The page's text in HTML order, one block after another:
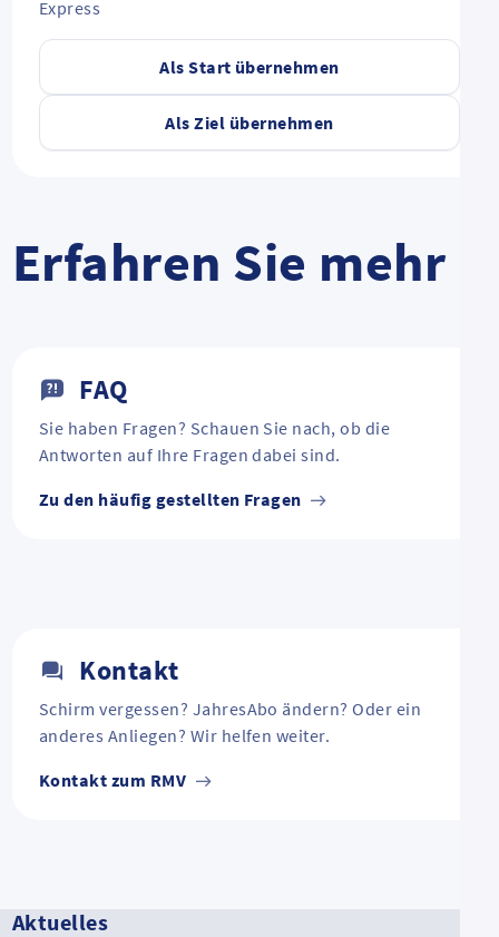
Als Start übernehmen
Als Ziel übernehmen
Express
Erfahren Sie mehr
FAQ
Sie haben Fragen? Schauen Sie nach, ob die
Antworten auf Ihre Fragen dabei sind.
Zu den häufig gestellten Fragen
Kontakt
Schirm vergessen? JahresAbo ändern? Oder ein
anderes Anliegen? Wir helfen weiter.
Kontakt zum RMV
Aktuelles